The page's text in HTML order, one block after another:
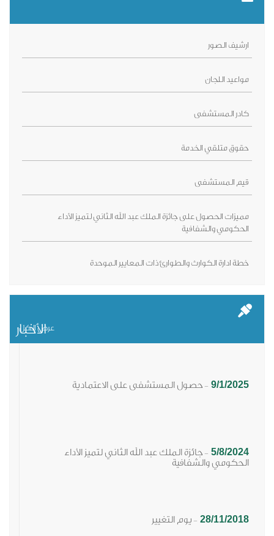
ارشيف الصور
مواعيد اللجان
كادر المستشفى
حقوق متلقي الخدمة
قيم المستشفى
مميزات الحصول على جائزة الملك عبد الله الثاني لتميز الأداء
الحكومي والشفافية
خطة ادارة الكوارث والطوارئ ذات المعايير الموحدة
الأخبار
عرض الكل
9/1/2025
-حصول المستشفى على الاعتمادية
5/8/2024
-جائزة الملك عبد الله الثاني لتميز الأداء
الحكومي والشفافية​
28/11/2018
-يوم التغيير